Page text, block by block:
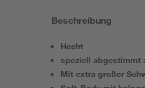
Beschreibung
Hecht
speziell abgestimmt
Mit extra großer